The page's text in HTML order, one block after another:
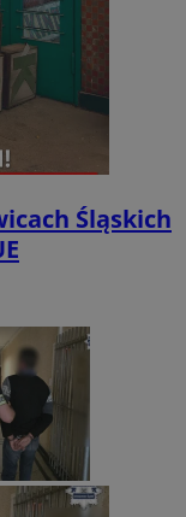
Śląskich